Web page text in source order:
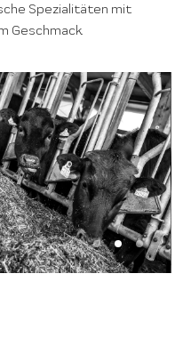
Spezialitäten mit
Geschmack.